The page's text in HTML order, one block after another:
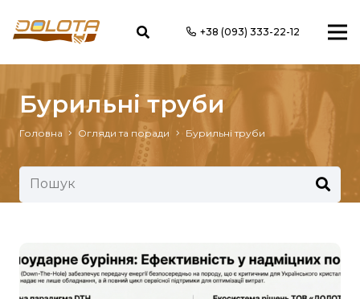
+38 (093) 333-22-12
Бурильні труби
Головна Огляди та поради Бурильні труби